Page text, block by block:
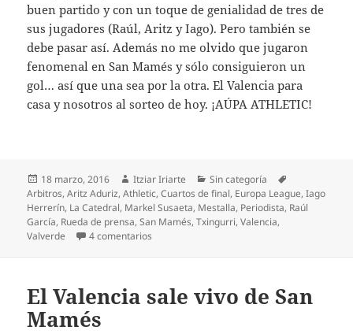
buen partido y con un toque de genialidad de tres de
sus jugadores (Raúl, Aritz y Iago). Pero también se
debe pasar así. Además no me olvido que jugaron
fenomenal en San Mamés y sólo consiguieron un
gol… así que una sea por la otra. El Valencia para
casa y nosotros al sorteo de hoy. ¡AÚPA ATHLETIC!
Publicado
el
18 marzo, 2016 Autor
Itziar Iriarte Categorías
Sin categoría
Arbitros,Aritz Aduriz,Athletic,Cuartos de final, Europa League,Iago
Herrerín, La Catedral, Markel Susaeta, Mestalla, Periodista, Raúl
García, Rueda de prensa,San Mamés,Txingurri,Valencia,
Valverde
4 comentarios
El Valencia sale vivo de San
Mamés